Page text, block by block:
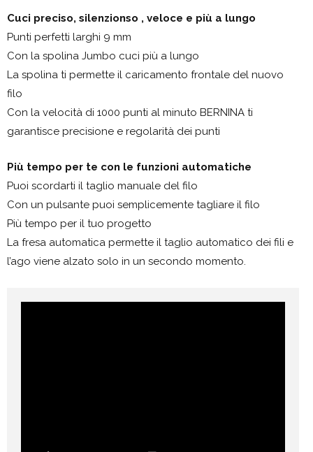
Cuci preciso, silenzionso , veloce e più a lungo
Punti perfetti larghi 9 mm
Con la spolina Jumbo cuci più a lungo
La spolina ti permette il caricamento frontale del nuovo
filo
Con la velocità di 1000 punti al minuto BERNINA ti
garantisce precisione e regolarità dei punti
Più tempo per te con le funzioni automatiche
Puoi scordarti il taglio manuale del filo
Con un pulsante puoi semplicemente tagliare il filo
Più tempo per il tuo progetto
La fresa automatica permette il taglio automatico dei fili e
l’ago viene alzato solo in un secondo momento.